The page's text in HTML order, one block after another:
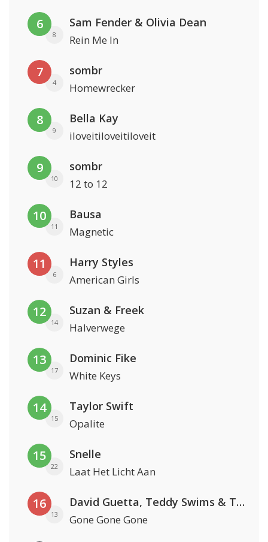
6
8
Sam Fender & Olivia Dean
Rein Me In
7
4
sombr
Homewrecker
8
9
Bella Kay
iloveitiloveitiloveit
9
10
sombr
12 to 12
10
11
Bausa
Magnetic
11
6
Harry Styles
American Girls
12
14
Suzan & Freek
Halverwege
13
17
Dominic Fike
White Keys
14
15
Taylor Swift
Opalite
15
22
Snelle
Laat Het Licht Aan
16
13
David Guetta, Teddy Swims & Tones And I
Gone Gone Gone